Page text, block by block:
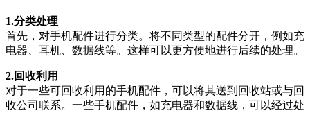
1.分类处理
首先，对手机配件进行分类。将不同类型的配件分开，例如充
电器、耳机、数据线等。这样可以更方便地进行后续的处理。
2.回收利用
对于一些可回收利用的手机配件，可以将其送到回收站或与回
收公司联系。一些手机配件，如充电器和数据线，可以经过处